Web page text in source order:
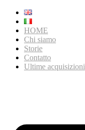
HOME
Chi siamo
Storie
Contatto
Ultime acquisizioni